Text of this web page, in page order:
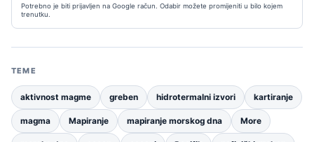
Potrebno je biti prijavljen na Google račun. Odabir možete promijeniti u bilo kojem
trenutku.
TEME
aktivnost magme greben hidrotermalni izvori kartiranje
magma Mapiranje mapiranje morskog dna More